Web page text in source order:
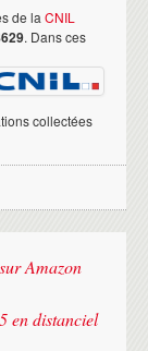
de la CNIL
. Dans ces
collectées
Amazon
en distanciel